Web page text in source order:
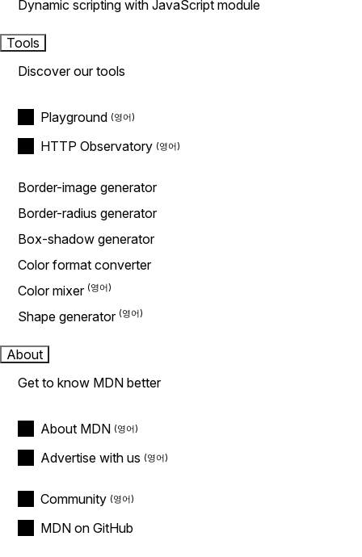
Dynamic scripting with JavaScript module
Tools
Discover our tools
Playground
HTTP Observatory
Border-image generator
Border-radius generator
Box-shadow generator
Color format converter
Color mixer
Shape generator
About
Get to know MDN better
About MDN
Advertise with us
Community
MDN on GitHub